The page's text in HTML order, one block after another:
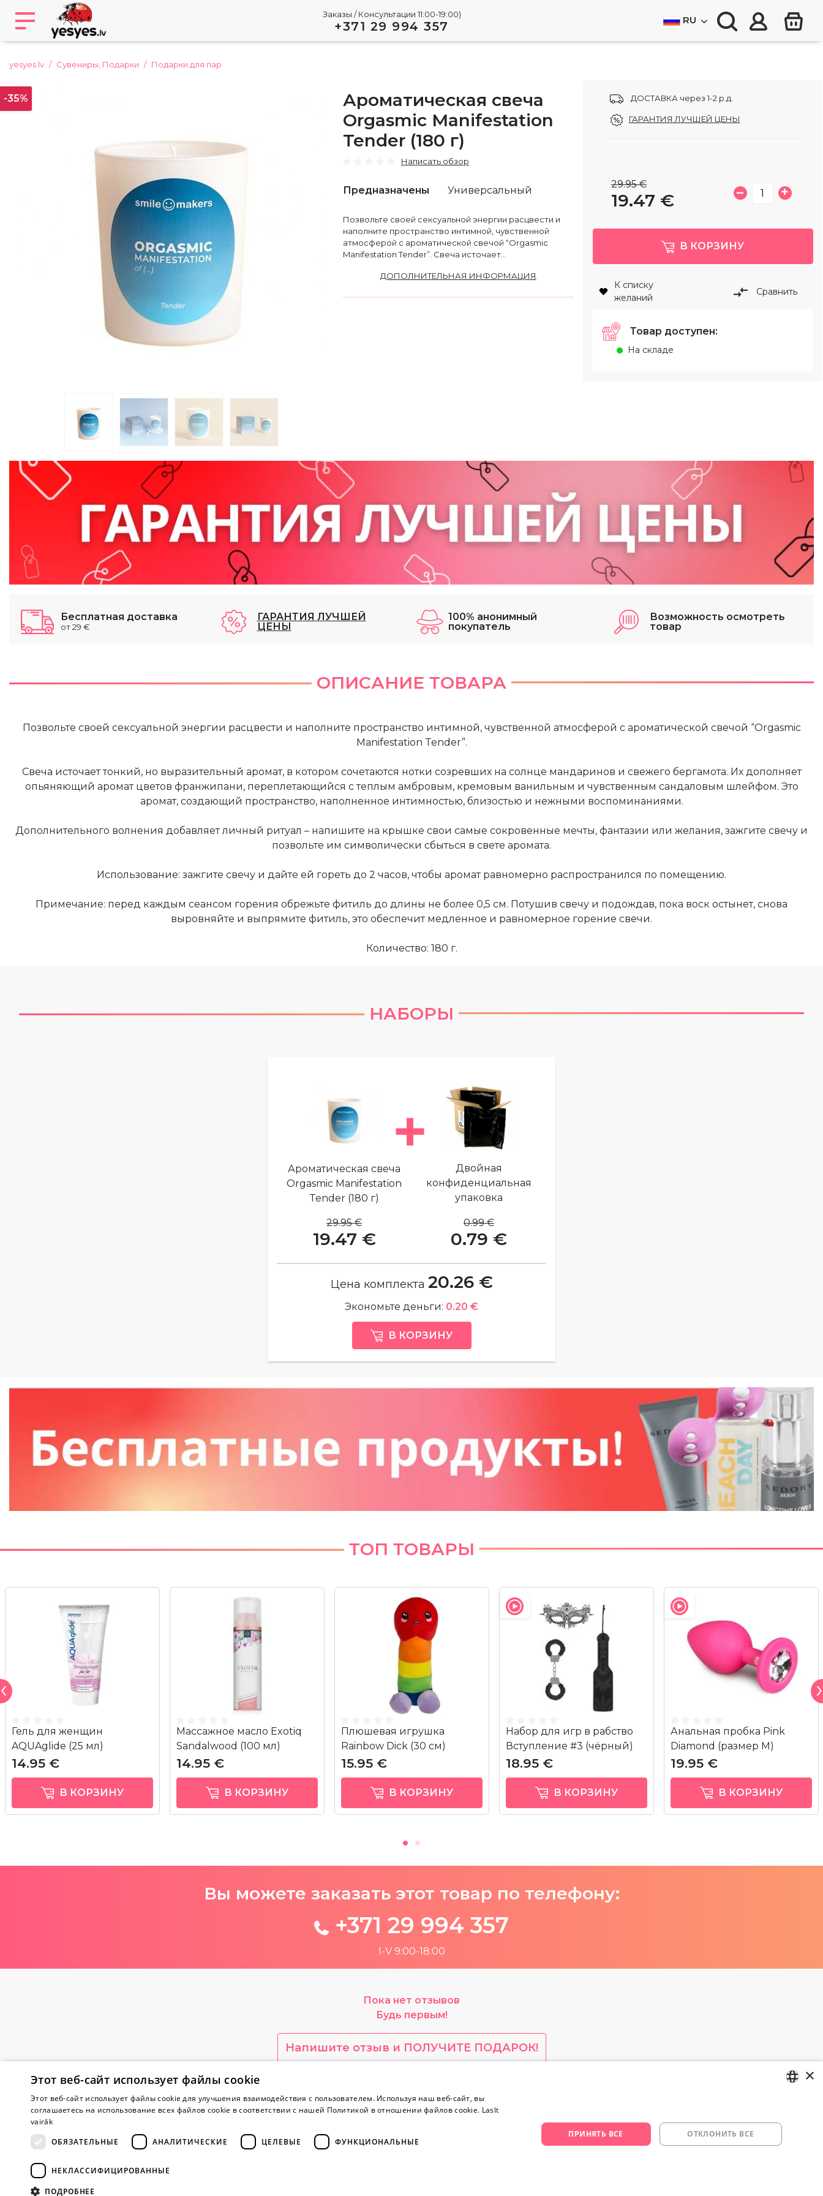
Заказы / Консультации 11:00-19:00)
+371 29 994 357 RU
yesyes.lv Сувениры, Подарки Подарки для пар
-35%
Ароматическая свеча
Orgasmic Manifestation
Tender (180 г)
Написать обзор
ДОСТАВКА через 1-2 р.д.
ГАРАНТИЯ ЛУЧШЕЙ ЦЕНЫ
Предназначены Универсальный
Позвольте своей сексуальной энергии расцвести и
наполните пространство интимной, чувственной
атмосферой с ароматической свечой “Orgasmic
Manifestation Tender”. Свеча источает...
ДОПОЛНИТЕЛЬНАЯ ИНФОРМАЦИЯ
29.95 €
19.47 € – +
В КОРЗИНУ
К списку
желаний
Сравнить
Товар доступен:
На складе
Бесплатная доставка
от 29 €
ГАРАНТИЯ ЛУЧШЕЙ
ЦЕНЫ
100% анонимный
покупатель
Возможность осмотреть
товар
ОПИСАНИЕ ТОВАРА
Позвольте своей сексуальной энергии расцвести и наполните пространство интимной, чувственной атмосферой с ароматической свечой “Orgasmic
Manifestation Tender”.
Свеча источает тонкий, но выразительный аромат, в котором сочетаются нотки созревших на солнце мандаринов и свежего бергамота. Их дополняет
опьяняющий аромат цветов франжипани, переплетающийся с теплым амбровым, кремовым ванильным и чувственным сандаловым шлейфом. Это
аромат, создающий пространство, наполненное интимностью, близостью и нежными воспоминаниями.
Дополнительного волнения добавляет личный ритуал – напишите на крышке свои самые сокровенные мечты, фантазии или желания, зажгите свечу и
позвольте им символически сбыться в свете аромата.
Использование: зажгите свечу и дайте ей гореть до 2 часов, чтобы аромат равномерно распространился по помещению.
Примечание: перед каждым сеансом горения обрежьте фитиль до длины не более 0,5 см. Потушив свечу и подождав, пока воск остынет, снова
выровняйте и выпрямите фитиль, это обеспечит медленное и равномерное горение свечи.
Количество: 180 г.
НАБОРЫ
Ароматическая свеча
Orgasmic Manifestation
Tender (180 г)
29.95 €
19.47 €
Двойная
конфиденциальная
упаковка
0.99 €
0.79 €
Цена комплекта 20.26 €
Экономьте деньги: 0.20 €
В КОРЗИНУ
ТОП ТОВАРЫ
Гель для женщин
AQUAglide (25 мл)
14.95 €
В КОРЗИНУ
Массажное масло Exotiq
Sandalwood (100 мл)
14.95 €
В КОРЗИНУ
Плюшевая игрушка
Rainbow Dick (30 см)
15.95 €
В КОРЗИНУ
Набор для игр в рабство
Вступление #3 (чёрный)
18.95 €
В КОРЗИНУ
Анальная пробка Pink
Diamond (размер M)
19.95 €
В КОРЗИНУ
Вы можете заказать этот товар по телефону:
+371 29 994 357
I-V 9:00-18:00
Пока нет отзывов
Будь первым!
Напишите отзыв и ПОЛУЧИТЕ ПОДАРОК!
Внимание! Yesyes.lv содержит откровенную сексуальную информацию и изо.
О магазине
RUSSIAN
×
Этот веб-сайт использует файлы cookie
Этот веб-сайт использует файлы cookie для улучшения взаимодействия с пользователем. Используя наш веб-сайт, вы
соглашаетесь на использование всех файлов cookie в соответствии с нашей Политикой в ​​отношении файлов cookie. Lasīt
vairāk
ОБЯЗАТЕЛЬНЫЕ
АНАЛИТИЧЕСКИЕ ЦЕЛЕВЫЕ ФУНКЦИОНАЛЬНЫЕ
НЕКЛАССИФИЦИРОВАННЫЕ
ПОДРОБНЕЕ
ПРИНЯТЬ ВСЕ ОТКЛОНИТЬ ВСЕ